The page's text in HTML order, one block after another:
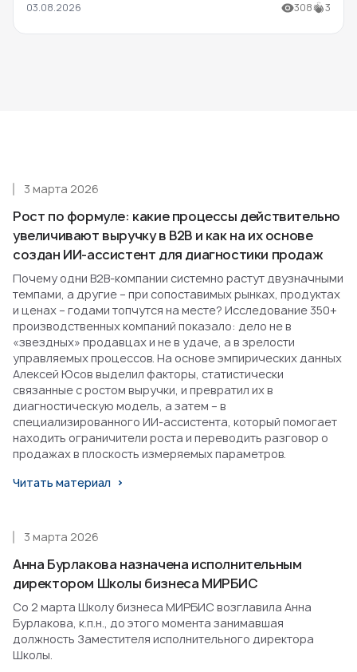
03.08.2026 308 3
Рост по формуле: какие процессы действительно
увеличивают выручку в B2B и как на их основе
создан ИИ-ассистент для диагностики продаж
3 марта 2026
Почему одни B2B-компании системно растут двузначными
темпами, а другие – при сопоставимых рынках, продуктах
и ценах – годами топчутся на месте? Исследование 350+
производственных компаний показало: дело не в
«звездных» продавцах и не в удаче, а в зрелости
управляемых процессов. На основе эмпирических данных
Алексей Юсов выделил факторы, статистически
связанные с ростом выручки, и превратил их в
диагностическую модель, а затем – в
специализированного ИИ-ассистента, который помогает
находить ограничители роста и переводить разговор о
продажах в плоскость измеряемых параметров.
Читать материал
Анна Бурлакова назначена исполнительным
директором Школы бизнеса МИРБИС
3 марта 2026
Со 2 марта Школу бизнеса МИРБИС возглавила Анна
Бурлакова, к.п.н., до этого момента занимавшая
должность Заместителя исполнительного директора
Школы.